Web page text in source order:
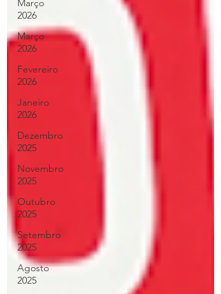
Março
2026
Março
2026
Fevereiro
2026
Janeiro
2026
Dezembro
2025
Novembro
2025
Outubro
2025
Setembro
2025
Agosto
2025